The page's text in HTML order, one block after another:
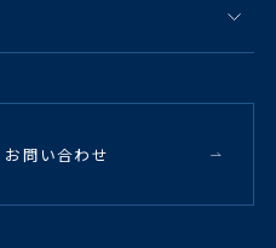
問い合わせ